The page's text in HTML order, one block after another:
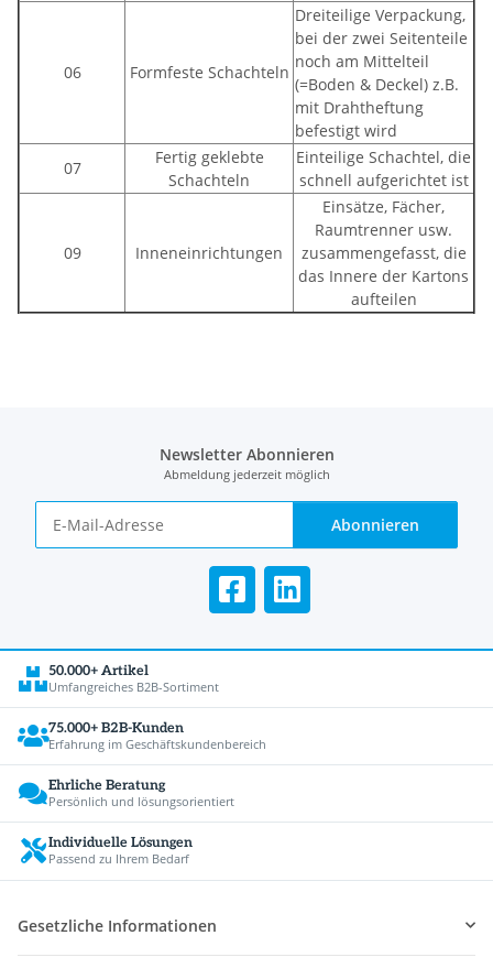
06 Formfeste Schachteln
Dreiteilige Verpackung,
bei der zwei Seitenteile
noch am Mittelteil
(=Boden & Deckel) z.B.
mit Drahtheftung
befestigt wird
07
Fertig geklebte
Schachteln
Einteilige Schachtel, die
schnell aufgerichtet ist
09 Inneneinrichtungen
Einsätze, Fächer,
Raumtrenner usw.
zusammengefasst, die
das Innere der Kartons
aufteilen
Newsletter Abonnieren
Abmeldung jederzeit möglich
Abonnieren
50.000+ Artikel
Umfangreiches B2B-Sortiment
75.000+ B2B-Kunden
Erfahrung im Geschäftskundenbereich
Ehrliche Beratung
Persönlich und lösungsorientiert
Individuelle Lösungen
Passend zu Ihrem Bedarf
Gesetzliche Informationen